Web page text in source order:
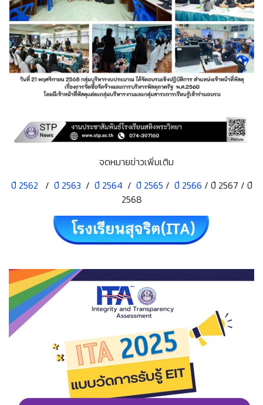
จดหมายข่าวเพิ่มเติม
ปี 2562 / ปี 2563 / ปี 2564 / ปี 2565 / ปี 2566 / ปี 2567 / ปี
2568